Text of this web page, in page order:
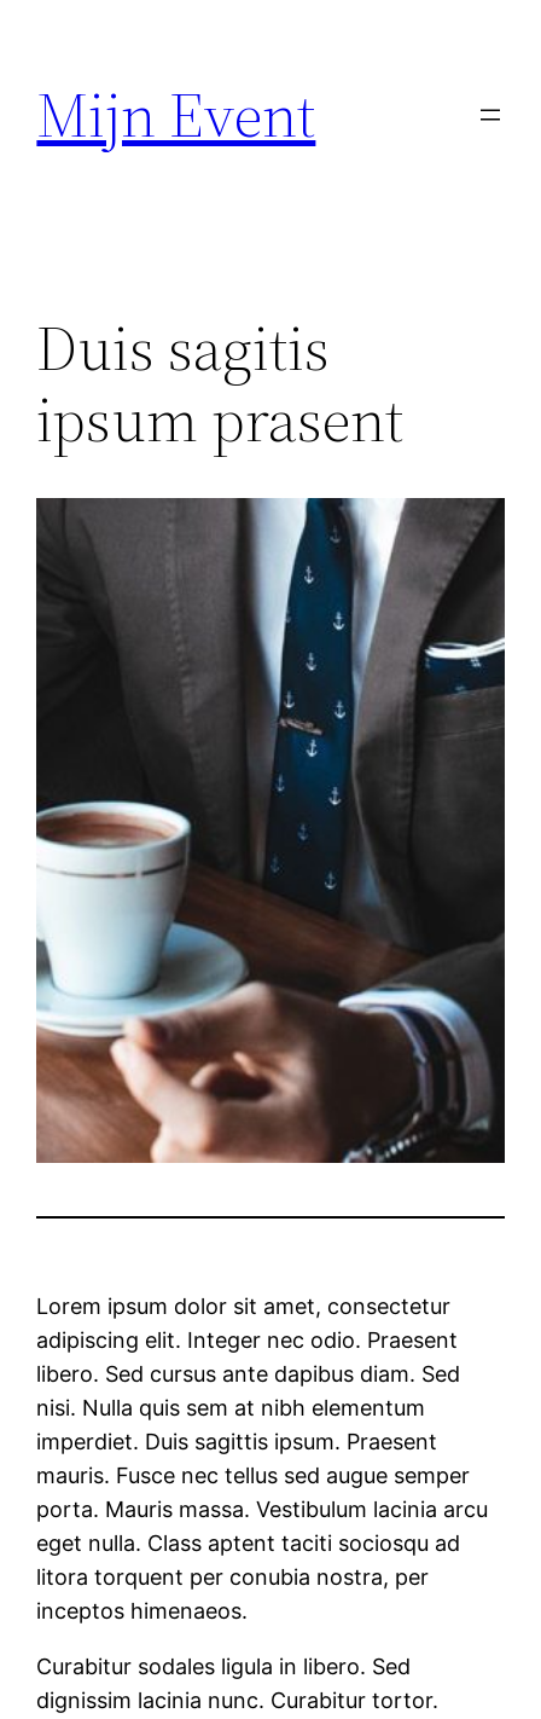
inhoud
Mijn Event
Duis sagitis
ipsum prasent
Lorem ipsum dolor sit amet, consectetur
adipiscing elit. Integer nec odio. Praesent
libero. Sed cursus ante dapibus diam. Sed
nisi. Nulla quis sem at nibh elementum
imperdiet. Duis sagittis ipsum. Praesent
mauris. Fusce nec tellus sed augue semper
porta. Mauris massa. Vestibulum lacinia arcu
eget nulla. Class aptent taciti sociosqu ad
litora torquent per conubia nostra, per
inceptos himenaeos.
Curabitur sodales ligula in libero. Sed
dignissim lacinia nunc. Curabitur tortor.